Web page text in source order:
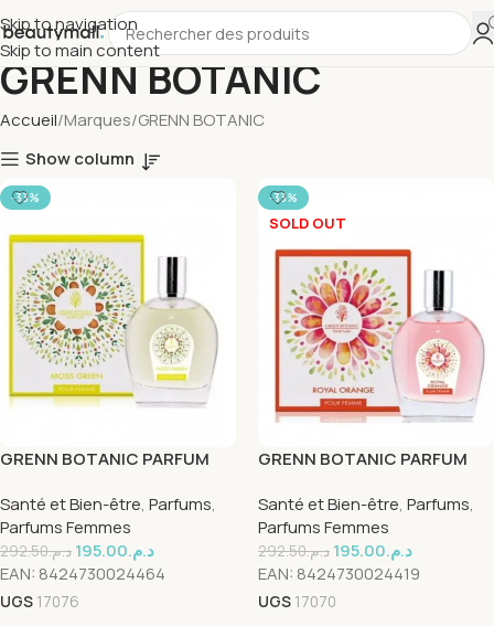
Skip to navigation
Skip to main content
GRENN BOTANIC
Accueil Marques GRENN BOTANIC
Show column
-33%
GRENN BOTANIC PARFUM
Santé et Bien-être, Parfums,
Parfums Femmes
د.م.292.50 د.م.195.00
EAN: 8424730024464
UGS 17076
-33%
SOLD OUT
GRENN BOTANIC PARFUM
ML
Santé et Bien-être, Parfums,
Parfums Femmes
د.م.292.50 د.م.195.00
EAN: 8424730024419
UGS 17070